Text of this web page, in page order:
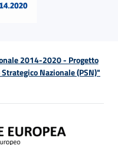
2014-2020 - Progetto
Nazionale (PSN)"